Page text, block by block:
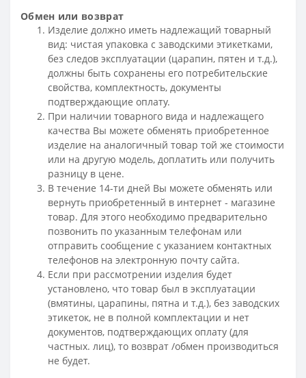
Обмен или возврат
Изделие должно иметь надлежащий товарный
вид: чистая упаковка с заводскими этикетками,
без следов эксплуатации (царапин, пятен и т.д.),
должны быть сохранены его потребительские
свойства, комплектность, документы
подтверждающие оплату.
При наличии товарного вида и надлежащего
качества Вы можете обменять приобретенное
изделие на аналогичный товар той же стоимости
или на другую модель, доплатить или получить
разницу в цене.
В течение 14-ти дней Вы можете обменять или
вернуть приобретенный в интернет - магазине
товар. Для этого необходимо предварительно
позвонить по указанным телефонам или
отправить сообщение с указанием контактных
телефонов на электронную почту сайта.
Если при рассмотрении изделия будет
установлено, что товар был в эксплуатации
(вмятины, царапины, пятна и т.д.), без заводских
этикеток, не в полной комплектации и нет
документов, подтверждающих оплату (для
частных. лиц), то возврат /обмен производиться
не будет.